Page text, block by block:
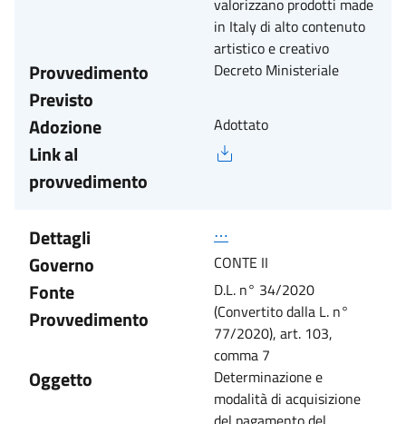
valorizzano prodotti made
in Italy di alto contenuto
artistico e creativo
Provvedimento
Previsto
Decreto Ministeriale
Adozione Adottato
Link al
provvedimento
Dettagli
⋯
Governo CONTE II
Fonte
Provvedimento
D.L. n° 34/2020
(Convertito dalla L. n°
77/2020), art. 103,
comma 7
Oggetto
Determinazione e
modalità di acquisizione